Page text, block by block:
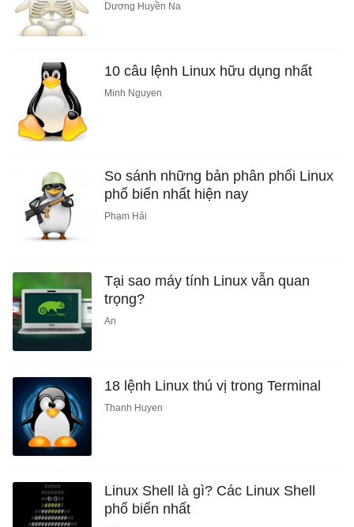
Dương Huyền Na
10 câu lệnh Linux hữu dụng nhất
Minh Nguyen
So sánh những bản phân phối Linux
phổ biến nhất hiện nay
Phạm Hải
Tại sao máy tính Linux vẫn quan
trọng?
An
18 lệnh Linux thú vị trong Terminal
Thanh Huyen
Linux Shell là gì? Các Linux Shell
phổ biến nhất